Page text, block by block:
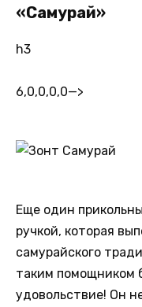
«Самурай»
h3
6,0,0,0,0—>
Еще один
ручкой, которая
самурайского
таким помощником
удовольствие! Он